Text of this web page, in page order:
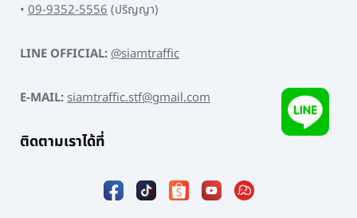
• 09-9352-5556(ปริญญา)
LINE OFFICIAL:@siamtraffic
E-MAIL:siamtraffic.stf@gmail.com
ติดตามเราได้ที่